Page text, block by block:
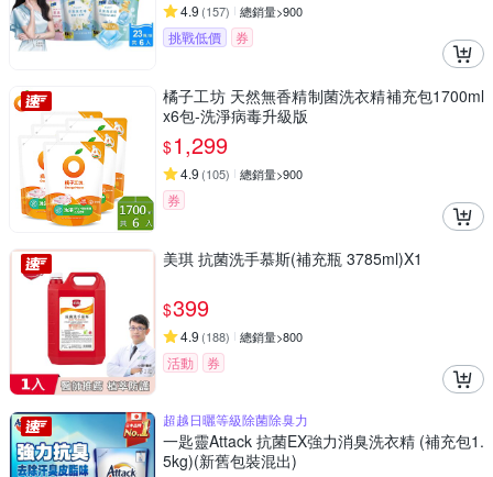
4.9 (157) 總銷量>900
挑戰低價 券
橘子工坊 天然無香精制菌洗衣精補充包1700ml
x6包-洗淨病毒升級版
$1,299
4.9 (105) 總銷量>900
券
美琪 抗菌洗手慕斯(補充瓶 3785ml)X1
$399
4.9 (188) 總銷量>800
活動 券
超越日曬等級除菌除臭力
一匙靈Attack 抗菌EX強力消臭洗衣精 (補充包1.
5kg)(新舊包裝混出)